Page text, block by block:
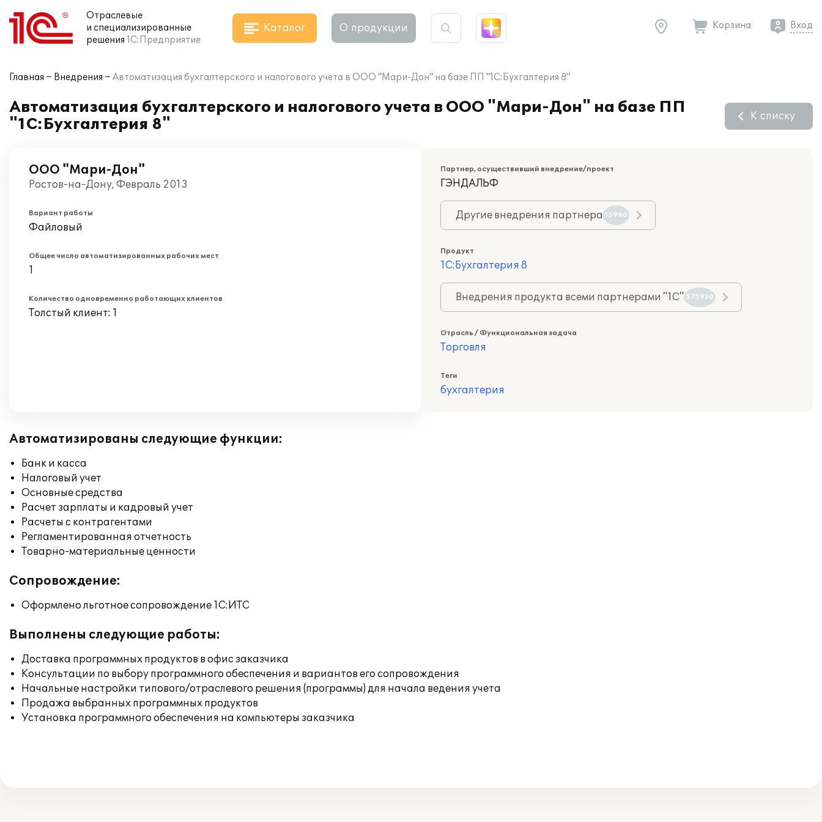
Отраслевые
и специализированные
решения 1С:Предприятие
Каталог О продукции Корзина Вход
Главная Внедрения Автоматизация бухгалтерского и налогового учета в ООО "Мари-Дон" на базе ПП "1С:Бухгалтерия 8"
Автоматизация бухгалтерского и налогового учета в ООО "Мари-Дон" на базе ПП
"1С:Бухгалтерия 8"
К списку
ООО "Мари-Дон"
Ростов-на-Дону, Февраль 2013
Вариант работы
Файловый
Общее число автоматизированных рабочих мест
1
Количество одновременно работающих клиентов
Толстый клиент: 1
Партнер, осуществивший внедрение/проект
ГЭНДАЛЬФ
Другие внедрения партнера 15990
Продукт
1С:Бухгалтерия 8
Внедрения продукта всеми партнерами "1С" 575930
Отрасль / Функциональная задача
Торговля
Теги
бухгалтерия
Автоматизированы следующие функции:
Банк и касса
Налоговый учет
Основные средства
Расчет зарплаты и кадровый учет
Расчеты с контрагентами
Регламентированная отчетность
Товарно-материальные ценности
Сопровождение:
Оформлено льготное сопровождение 1С:ИТС
Выполнены следующие работы:
Доставка программных продуктов в офис заказчика
Консультации по выбору программного обеспечения и вариантов его сопровождения
Начальные настройки типового/отраслевого решения (программы) для начала ведения учета
Продажа выбранных программных продуктов
Установка программного обеспечения на компьютеры заказчика